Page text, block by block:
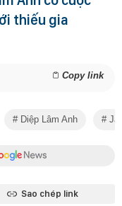
thiếu gia
Copy link
Diệp Lâm Anh
Sao chép link